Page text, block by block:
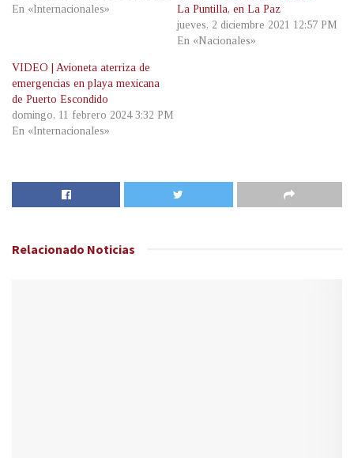
En «Internacionales»
La Puntilla, en La Paz
jueves, 2 diciembre 2021 12:57 PM
En «Nacionales»
VIDEO | Avioneta aterriza de
emergencias en playa mexicana
de Puerto Escondido
domingo, 11 febrero 2024 3:32 PM
En «Internacionales»
Relacionado Noticias